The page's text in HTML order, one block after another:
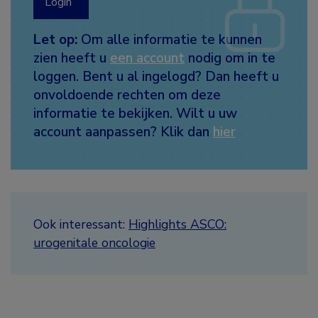
Let op: Om alle informatie te kunnen
zien heeft u een account nodig om in te
loggen. Bent u al ingelogd? Dan heeft u
onvoldoende rechten om deze
informatie te bekijken. Wilt u uw
account aanpassen? Klik dan hier
Ook interessant: Highlights ASCO:
urogenitale oncologie